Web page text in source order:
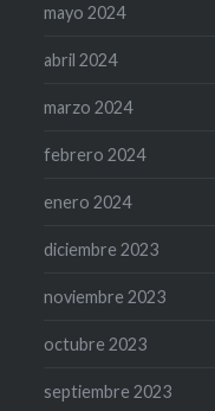
mayo 2024
abril 2024
marzo 2024
febrero 2024
enero 2024
diciembre 2023
noviembre 2023
octubre 2023
septiembre 2023